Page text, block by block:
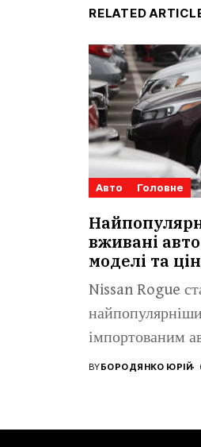
RELATED
Авто Головне
вживані
моделі та
Nissan Rogue
імпортованим
пробігом віком
BYБОРОДЯНКО ЮРІЙ